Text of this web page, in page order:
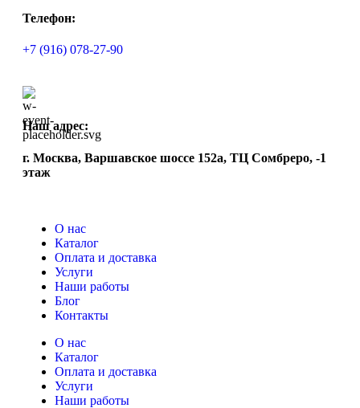
Телефон:
+7 (916) 078-27-90
Наш адрес:
г. Москва, Варшавское шоссе 152а, ТЦ Сомбреро, -1
этаж
О нас
Каталог
Оплата и доставка
Услуги
Наши работы
Блог
Контакты
О нас
Каталог
Оплата и доставка
Услуги
Наши работы